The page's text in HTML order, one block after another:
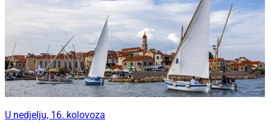
U nedjelju, 16. kolovoza